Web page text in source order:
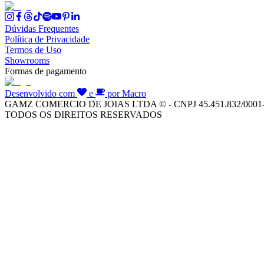
Dúvidas Frequentes
Política de Privacidade
Termos de Uso
Showrooms
Formas de pagamento
Desenvolvido com e
por Macro
GAMZ COMERCIO DE JOIAS LTDA © - CNPJ 45.451.832/
TODOS OS DIREITOS RESERVADOS